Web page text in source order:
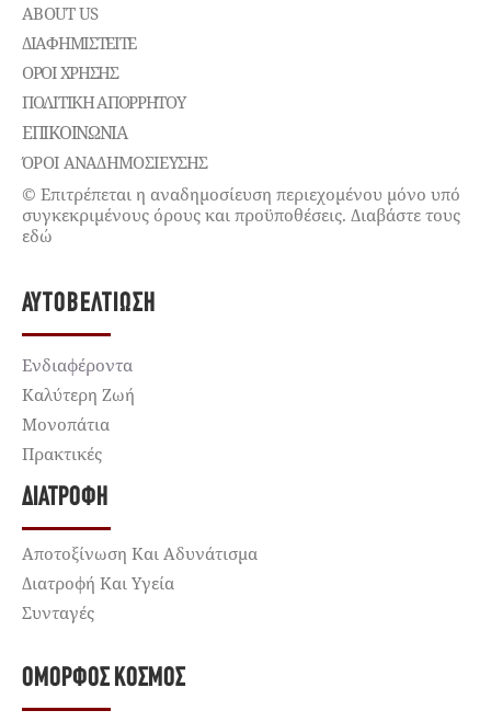
ABOUT US
ΔΙΑΦΗΜΙΣΤΕΊΤΕ
ΌΡΟΙ ΧΡΉΣΗΣ
ΠΟΛΙΤΙΚΉ ΑΠΟΡΡΉΤΟΥ
ΕΠΙΚΟΙΝΩΝΊΑ
ΌΡΟΙ ΑΝΑΔΗΜΟΣΙΕΥΣΗΣ
© Επιτρέπεται η αναδημοσίευση περιεχομένου μόνο υπό
συγκεκριμένους όρους και προϋποθέσεις. Διαβάστε τους
εδώ
ΑΥΤΟΒΕΛΤΊΩΣΗ
Ενδιαφέροντα
Καλύτερη Ζωή
Μονοπάτια
Πρακτικές
ΔΙΑΤΡΟΦΉ
Αποτοξίνωση Και Αδυνάτισμα
Διατροφή Και Υγεία
Συνταγές
ΌΜΟΡΦΟΣ ΚΌΣΜΟΣ